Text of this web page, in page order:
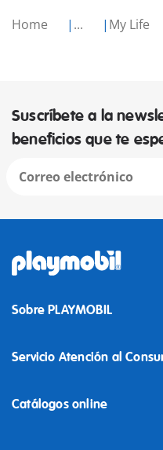
Home ... My Life
Suscríbete a la
beneficios que te
Sobre PLAYMOBIL
Servicio Atención al
Catálogos online